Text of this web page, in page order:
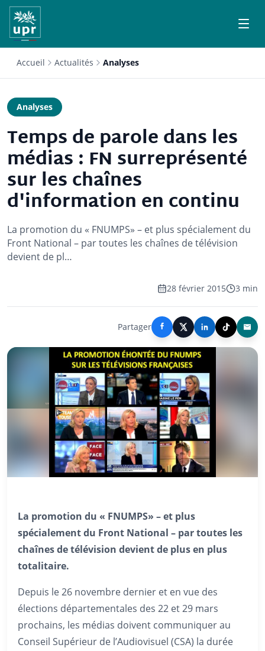
Accueil Actualités Analyses
Analyses
Temps de parole dans les
médias : FN surreprésenté
sur les chaînes
d'information en continu
La promotion du « FNUMPS» – et plus spécialement du
Front National – par toutes les chaînes de télévision
devient de pl…
28 février 2015 3 min
Partager
La promotion du « FNUMPS» – et plus
spécialement du Front National – par toutes les
chaînes de télévision devient de plus en plus
totalitaire.
Depuis le 26 novembre dernier et en vue des
élections départementales des 22 et 29 mars
prochains, les médias doivent communiquer au
Conseil Supérieur de l’Audiovisuel (CSA) la durée